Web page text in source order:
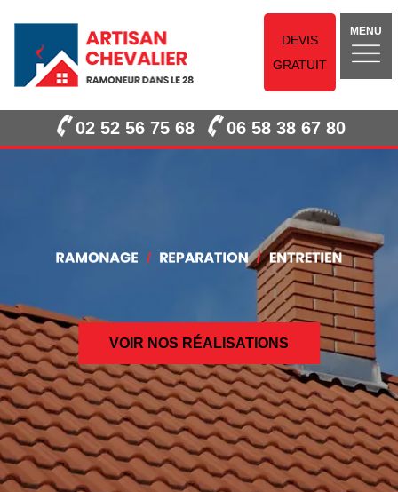
DEVIS
GRATUIT
MENU
02 52 56 75 68 06 58 38 67 80
VOIR NOS RÉALISATIONS